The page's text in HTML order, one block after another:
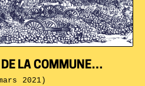
DE LA COMMUNE…
2021)